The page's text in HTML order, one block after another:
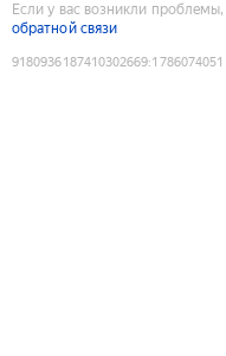
Если у вас возникли
обратной связи
9180936187410302669:1786074051